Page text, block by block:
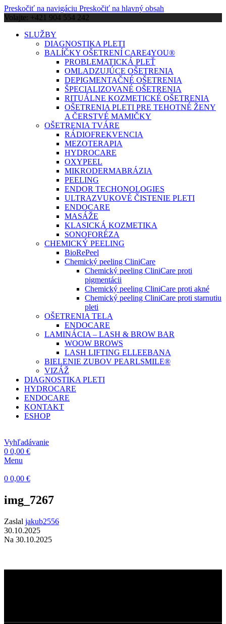
Preskočiť na navigáciu Preskočiť na hlavný obsah
Volajte: +421 904 554 242
SLUŽBY
DIAGNOSTIKA PLETI
BALÍČKY OŠETRENÍ CARE4YOU®
PROBLEMATICKÁ PLEŤ
OMLADZUJÚCE OŠETRENIA
DEPIGMENTAČNÉ OŠETRENIA
ŠPECIALIZOVANÉ OŠETRENIA
RITUÁLNE KOZMETICKÉ OŠETRENIA
OŠETRENIA PLETI PRE TEHOTNÉ ŽENY
A ČERSTVÉ MAMIČKY
OŠETRENIA TVÁRE
RÁDIOFREKVENCIA
MEZOTERAPIA
HYDROCARE
OXYPEEL
MIKRODERMABRÁZIA
PEELING
ENDOR TECHONOLOGIES
ULTRAZVUKOVÉ ČISTENIE PLETI
ENDOCARE
MASÁŽE
KLASICKÁ KOZMETIKA
SONOFORÉZA
CHEMICKÝ PEELING
BioRePeel
Chemický peeling CliniCare
Chemický peeling CliniCare proti
pigmentácii
Chemický peeling CliniCare proti akné
Chemický peeling CliniCare proti starnutiu
pleti
OŠETRENIA TELA
ENDOCARE
LAMINÁCIA – LASH & BROW BAR
WOOW BROWS
LASH LIFTING ELLEEBANA
BIELENIE ZUBOV PEARLSMILE®
VIZÁŽ
DIAGNOSTIKA PLETI
HYDROCARE
ENDOCARE
KONTAKT
ESHOP
Vyhľadávanie
0 0,00 €
Menu
0 0,00 €
img_7267
Zaslal jakub2556
30.10.2025
Na 30.10.2025